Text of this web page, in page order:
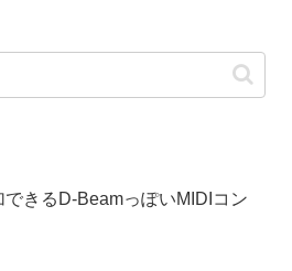
きるD-BeamっぽいMIDIコン